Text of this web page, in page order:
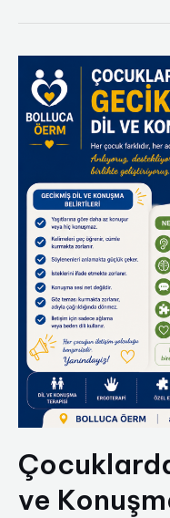
Pragmatik
Bozukluğu
ve